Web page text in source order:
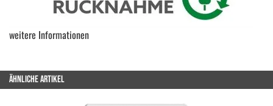
weitere Informationen
ÄHNLICHE ARTIKEL